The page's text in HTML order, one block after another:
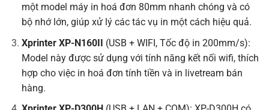
một model máy in hoá đơn 80mm nhanh chóng và có
bộ nhớ lớn, giúp xử lý các tác vụ in một cách hiệu quả.
Xprinter XP-N160II (USB + WIFI, Tốc độ in 200mm/s):
Model này được sử dụng với tính năng kết nối wifi, thích
hợp cho việc in hoá đơn tính tiền và in livetream bán
hàng.